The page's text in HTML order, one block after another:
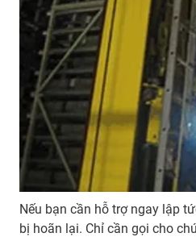
Nếu bạn cần hỗ trợ ngay lập
bị hoãn lại. Chỉ cần gọi cho